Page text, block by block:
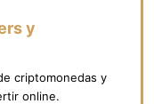
y
criptomonedas y
online.